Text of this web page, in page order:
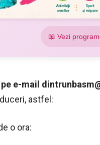
📖 Vezi
e-mail
astfel:
o ora: